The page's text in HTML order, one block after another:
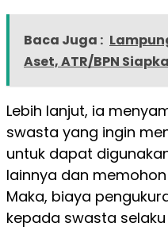
Baca Juga :
Aset, ATR/BPN
Lebih lanjut, ia
swasta yang ingin
untuk dapat
lainnya dan
Maka, biaya
kepada swasta